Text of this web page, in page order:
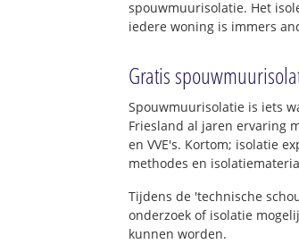
spouwmuurisolatie. Het
iedere woning is immers
Gratis
Spouwmuurisolatie is iets
Friesland al jaren ervaring
en VVE's. Kortom; isolatie
methodes en
Tijdens de 'technische
onderzoek of isolatie
kunnen worden.